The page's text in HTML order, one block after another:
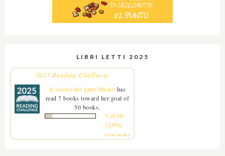
LIBRI LETTI 2025
2025 Reading Challenge
Il salotto del gatto libraio has
read 7 books toward her goal of
50 books.
7 of 50
(14%)
view books